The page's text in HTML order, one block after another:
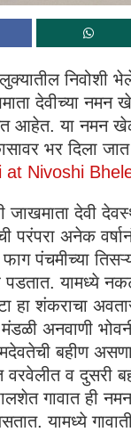
निवोशी
देवीच्या नमन
आहेत. या नमन
भर दिला
Nivoshi
जाखमाता देवी
परंपरा अनेक
पंचमीच्या
पडतात. यामध्ये
हा शंकराचा
अनवाणी
बहीण
वरवेलीत व दुसरी
गावात ही
यामध्ये